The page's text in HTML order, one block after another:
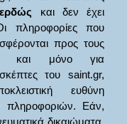
και δεν έχει
πληροφορίες που
προς τους
και μόνο για
του saint.gr,
ευθύνη
πληροφοριών. Εάν,
δικαιώματα,